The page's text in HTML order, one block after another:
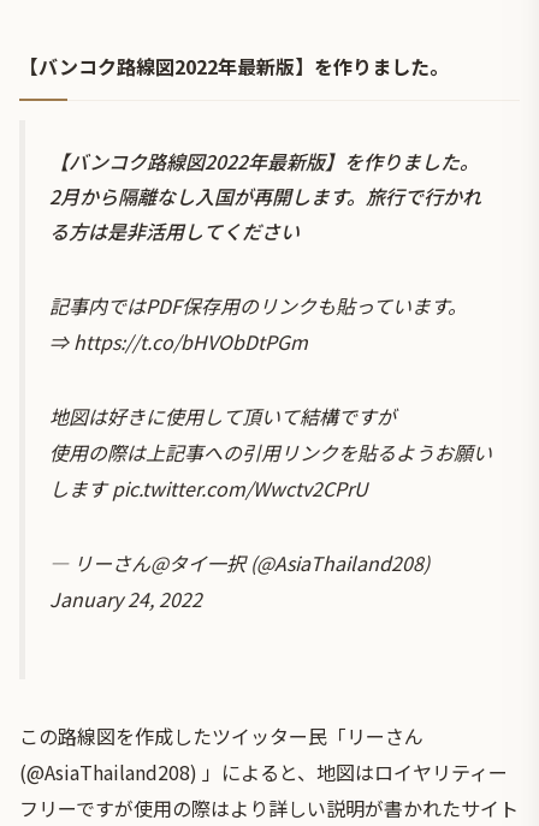
【バンコク路線図2022年最新版】を作りました。
【バンコク路線図2022年最新版】を作りました。
2月から隔離なし入国が再開します。旅行で行かれ
る方は是非活用してください
記事内ではPDF保存用のリンクも貼っています。
⇒https://t.co/bHVObDtPGm
地図は好きに使用して頂いて結構ですが
使用の際は上記事への引用リンクを貼るようお願い
しますpic.twitter.com/Wwctv2CPrU
— リーさん@タイ一択 (@AsiaThailand208)
January 24, 2022
この路線図を作成したツイッター民「リーさん
(@AsiaThailand208) 」によると、地図はロイヤリティー
フリーですが使用の際はより詳しい説明が書かれたサイト